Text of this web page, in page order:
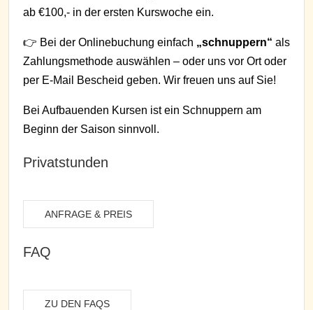
ab €100,- in der ersten Kurswoche ein.
👉 Bei der Onlinebuchung einfach „schnuppern“ als
Zahlungsmethode auswählen – oder uns vor Ort oder
per E-Mail Bescheid geben. Wir freuen uns auf Sie!
Bei Aufbauenden Kursen ist ein Schnuppern am
Beginn der Saison sinnvoll.
Privatstunden
ANFRAGE & PREIS
FAQ
ZU DEN FAQS